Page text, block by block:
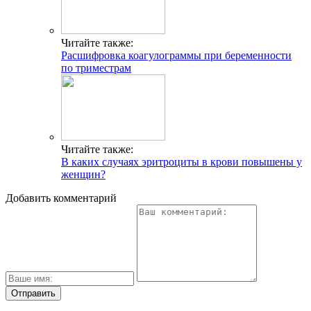
Читайте также:
Расшифровка коагулограммы при беременности
по триместрам
Читайте также:
В каких случаях эритроциты в крови повышены у
женщин?
Добавить комментарий